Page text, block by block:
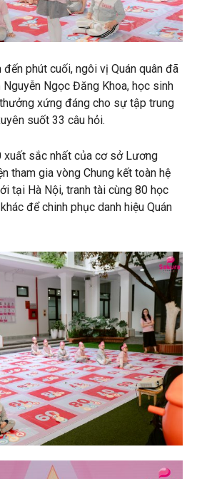
đến phút cuối, ngôi vị Quán quân đã
Ngọc Đăng Khoa, học sinh
xứng đáng cho sự tập trung
suốt 33 câu hỏi.
xuất sắc nhất của cơ sở Lương
tham gia vòng Chung kết toàn hệ
tại Hà Nội, tranh tài cùng 80 học
để chinh phục danh hiệu Quán